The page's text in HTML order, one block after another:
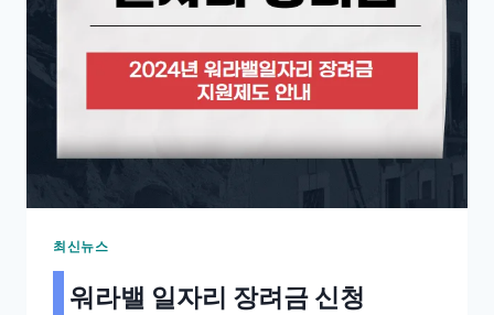
최신뉴스
워라밸 일자리 장려금 신청